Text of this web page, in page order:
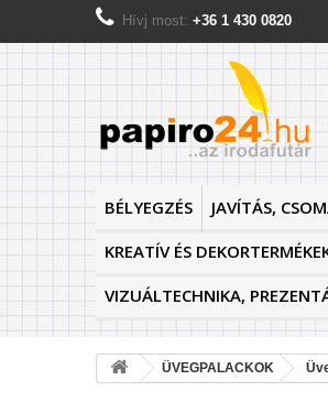
Hívj most: +36 1 430 0820
BÉLYEGZÉS JAVÍTÁS,
KREATÍV ÉS
VIZUÁLTECHNIKA,
ÜVEGPALACKOK